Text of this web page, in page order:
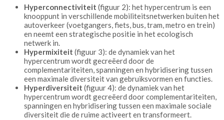
Hyperconnectiviteit (figuur 2): het hypercentrum is een
knooppunt in verschillende mobiliteitsnetwerken buiten het
autoverkeer (voetgangers, fiets, bus, tram, metro en trein)
en neemt een strategische positie in het ecologisch
netwerk in.
Hypermixiteit (figuur 3): de dynamiek van het
hypercentrum wordt gecreëerd door de
complementariteiten, spanningen en hybridisering tussen
een maximale diversiteit van gebruiksvormen en functies.
Hyperdiversiteit (figuur 4): de dynamiek van het
hypercentrum wordt gecreëerd door complementariteiten,
spanningen en hybridisering tussen een maximale sociale
diversiteit die de ruime activeert en transformeert.